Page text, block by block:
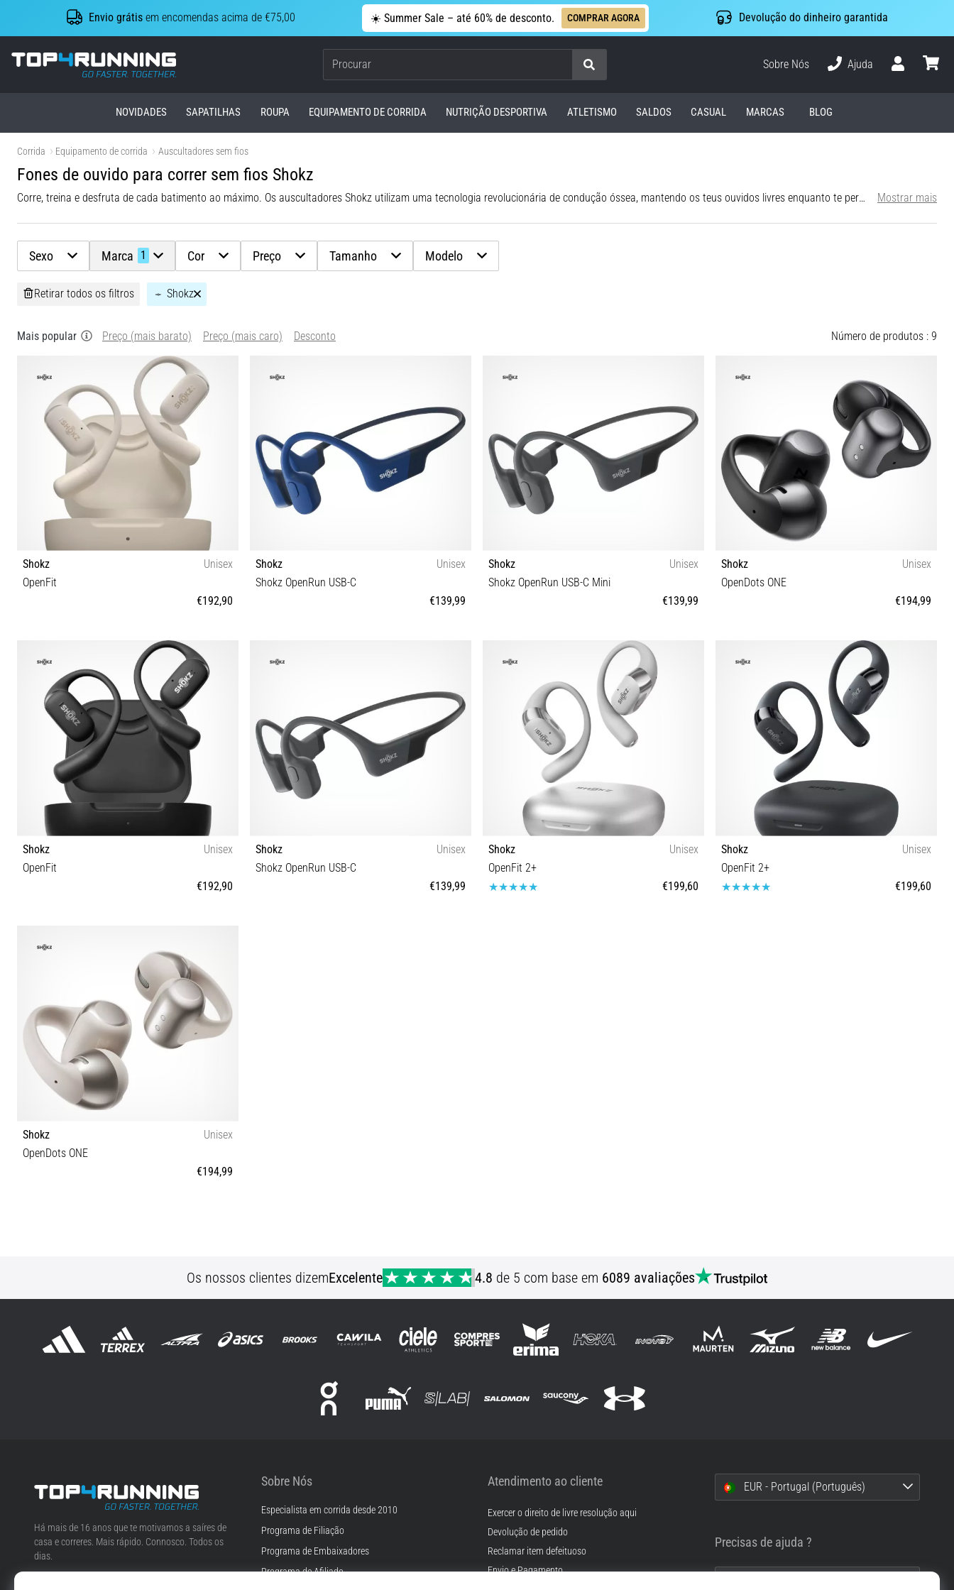
Envio grátis em encomendas acima de €75,00 ☀️ Summer Sale – até 60% de desconto. COMPRAR AGORA Devolução do dinheiro garantida
Top4Running.pt
Procurar
Sobre Nós
Ajuda
NOVIDADES SAPATILHAS ROUPA EQUIPAMENTO DE CORRIDA NUTRIÇÃO DESPORTIVA ATLETISMO SALDOS CASUAL MARCAS BLOG
Corrida Equipamento de corrida Auscultadores sem fios
Fones de ouvido para correr sem fios Shokz
Corre, treina e desfruta de cada batimento ao máximo. Os auscultadores Shokz utilizam uma tecnologia revolucionária de condução óssea, mantendo os teus ouvidos livres enquanto te permitem estar atento ao teu ambiente. São perfeitos para correr na cidade ou na natureza, permitindo-te desfrutar de música enquanto permaneces alerta ao que acontece à tua volta. Graças à sua estrutura leve e flexível, os auscultadores adaptam-se confortavelmente e não te restringirão, mesmo durante longas sessões de treino ou corridas. São também resistentes ao suor e à água, tornando-os ideais para todos os tipos de movimento. Som de alta qualidade e graves potentes criam a festa definitiva de corrida. Uma grande vantagem é a longa duração da bateria – até 10 horas com uma única carga, com carregamento rápido que te coloca de volta aos 100% em apenas uma hora. Experimenta os auscultadores Shokz e descobre uma nova forma de desfrutar de música, audiolivros ou podcasts em movimento. Mostrar mais
Sexo Marca 1 Cor Preço Tamanho Modelo
Retirar todos os filtros Shokz
Mais popular Preço (mais barato) Preço (mais caro) Desconto Número de produtos : 9
Shokz
Unisex
OpenFit
€192,90
Tamanho universal
Shokz
Unisex
Shokz OpenRun USB-C
€139,99
Shokz
Unisex
Shokz OpenRun USB-C Mini
€139,99
Tamanho universal
Shokz
Unisex
OpenDots ONE
€194,99
Tamanho universal
Shokz
Unisex
OpenFit
€192,90
Shokz
Unisex
Shokz OpenRun USB-C
€139,99
Shokz
Unisex
OpenFit 2+
€199,60
Shokz
Unisex
OpenFit 2+
€199,60
Shokz
Unisex
OpenDots ONE
€194,99
Os nossos clientes dizemExcelente 4.8 de 5 com base em 6089 avaliações
Top4Running.pt
Há mais de 16 anos que te motivamos a saíres de
casa e correres. Mais rápido. Connosco. Todos os
dias.
Sobre Nós
Especialista em corrida desde 2010
Programa de Filiação
Programa de Embaixadores
Programa de Afiliado
Atendimento ao cliente
Exercer o direito de livre resolução aqui
Devolução de pedido
Reclamar item defeituoso
Envio e Pagamento
EUR - Portugal (Português)
Precisas de ajuda ?